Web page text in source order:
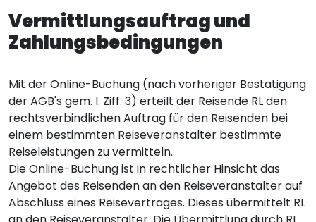
Vermittlungsauftrag und
Zahlungsbedingungen
Mit der Online-Buchung (nach vorheriger Bestätigung
der AGB's gem. I. Ziff. 3) erteilt der Reisende RL den
rechtsverbindlichen Auftrag für den Reisenden bei
einem bestimmten Reiseveranstalter bestimmte
Reiseleistungen zu vermitteln.
Die Online-Buchung ist in rechtlicher Hinsicht das
Angebot des Reisenden an den Reiseveranstalter auf
Abschluss eines Reisevertrages. Dieses übermittelt RL